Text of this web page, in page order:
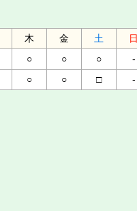
木 金 土
日
○ ○ ○
-
○ ○ □ -